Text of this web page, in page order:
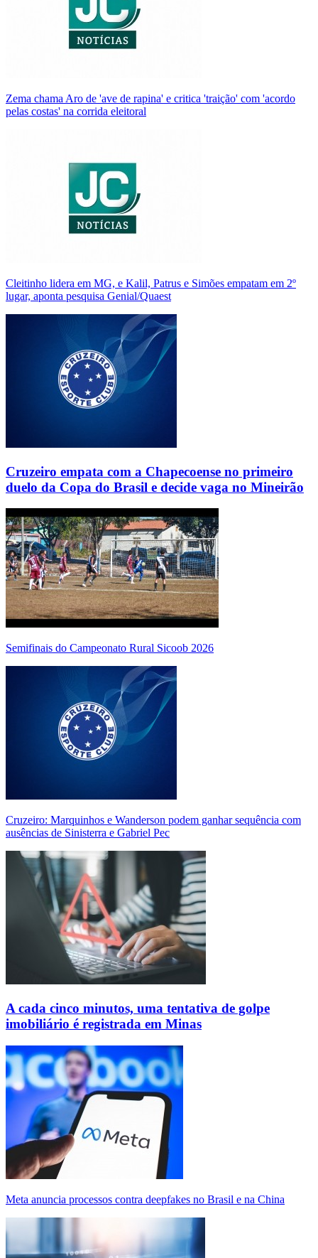
Zema chama Aro de 'ave de rapina' e critica 'traição' com 'acordo
pelas costas' na corrida eleitoral
Cleitinho lidera em MG, e Kalil, Patrus e Simões empatam em 2º
lugar, aponta pesquisa Genial/Quaest
Cruzeiro empata com a Chapecoense no primeiro
duelo da Copa do Brasil e decide vaga no Mineirão
Semifinais do Campeonato Rural Sicoob 2026
Cruzeiro: Marquinhos e Wanderson podem ganhar sequência com
ausências de Sinisterra e Gabriel Pec
A cada cinco minutos, uma tentativa de golpe
imobiliário é registrada em Minas
Meta anuncia processos contra deepfakes no Brasil e na China